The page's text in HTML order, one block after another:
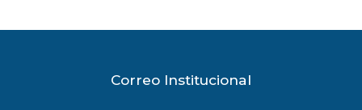
Correo Institucional